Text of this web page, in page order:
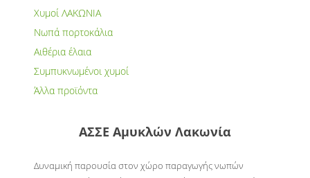
Χυμοί ΛΑΚΩΝΙΑ
Νωπά πορτοκάλια
Αιθέρια έλαια
Συμπυκνωμένοι χυμοί
Άλλα προϊόντα
ΑΣΣΕ Αμυκλών Λακωνία
Δυναμική παρουσία στον χώρο παραγωγής νωπών